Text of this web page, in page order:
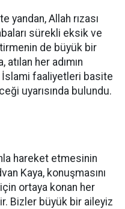
yandan, Allah rızası
sürekli eksik ve
de büyük bir
her adımın
İslami faaliyetleri basite
uyarısında bulundu.
hareket etmesinin
Kaya, konuşmasını
ortaya konan her
Bizler büyük bir aileyiz